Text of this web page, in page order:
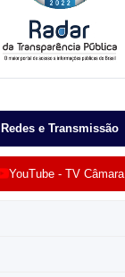
Redes e Transmissão
YouTube - TV Câmara